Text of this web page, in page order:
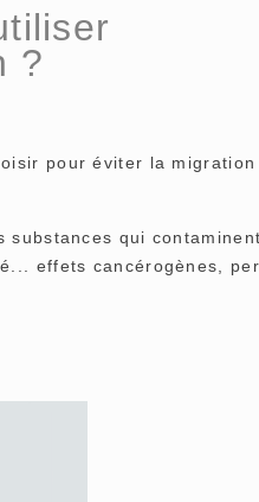
?
pour éviter la migration
qui
effets cancérogènes,